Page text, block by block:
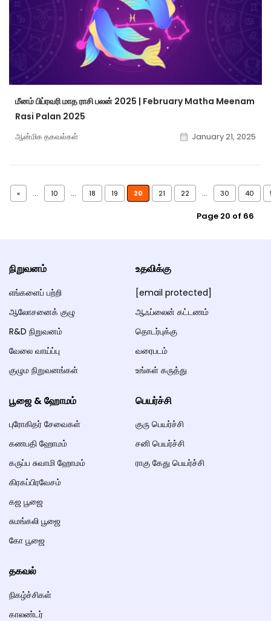
மீனம் பிப்ரவரி மாத ராசி பலன் 2025 | February Matha Meenam
Rasi Palan 2025
ஆன்மிக தகவல்கள் January 21, 2025
Page 20 of 66
« ... 10 ... 18 19 20 21 22 ... 30 40
நிறுவனம்
எங்களைப் பற்றி
ஆலோசனைக் குழு
R&D நிறுவனம்
வேலை வாய்ப்பு
குழும நிறுவனங்கள்
உதவிக்கு
[email protected]
ஆஃப்லைன் கட்டணம்
தொடர்புக்கு
வரைபடம்
உங்கள் கருத்து
பூஜை & ஹோமம்
புரோகிதர் சேவைகள்
கணபதி ஹோமம்
கருப்ப சுவாமி ஹோமம்
கிரகப்பிரவேசம்
கஜ பூஜை
சுமங்கலி பூஜை
கோ பூஜை
பெயர்ச்சி
குரு பெயர்ச்சி
சனி பெயர்ச்சி
ராகு கேது பெயர்ச்சி
தகவல்
நிகழ்ச்சிகள்
காலண்டர்